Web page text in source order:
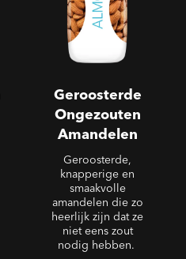
Geroosterde
Ongezouten
Amandelen
Geroosterde,
knapperige en
smaakvolle
amandelen die zo
heerlijk zijn dat ze
niet eens zout
nodig hebben.